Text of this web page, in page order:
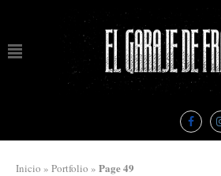
Inicio » Portfolio » Page 49